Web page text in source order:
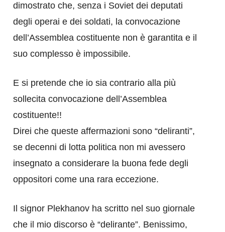
dimostrato che, senza i Soviet dei deputati
degli operai e dei soldati, la convocazione
dell’Assemblea costituente non è garantita e il
suo complesso è impossibile.
E si pretende che io sia contrario alla più
sollecita convocazione dell’Assemblea
costituente!!
Direi che queste affermazioni sono “deliranti”,
se decenni di lotta politica non mi avessero
insegnato a considerare la buona fede degli
oppositori come una rara eccezione.
Il signor Plekhanov ha scritto nel suo giornale
che il mio discorso è “delirante”. Benissimo,